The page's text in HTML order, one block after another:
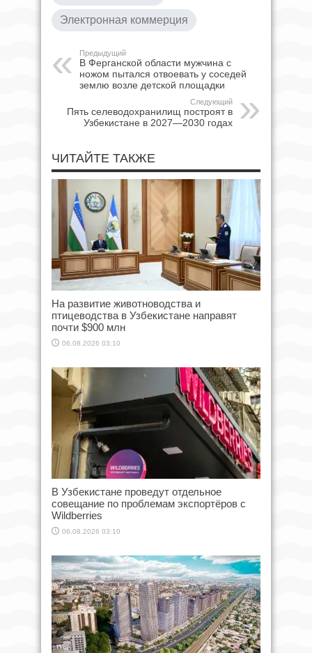
Электронная коммерция
Предыдущий
В Ферганской области мужчина с
ножом пытался отвоевать у соседей
землю возле детской площадки
Следующий
Пять селеводохранилищ построят в
Узбекистане в 2027—2030 годах
ЧИТАЙТЕ ТАКЖЕ
На развитие животноводства и
птицеводства в Узбекистане направят
почти $900 млн
06.08.2026 03:10
В Узбекистане проведут отдельное
совещание по проблемам экспортёров с
Wildberries
06.08.2026 03:10